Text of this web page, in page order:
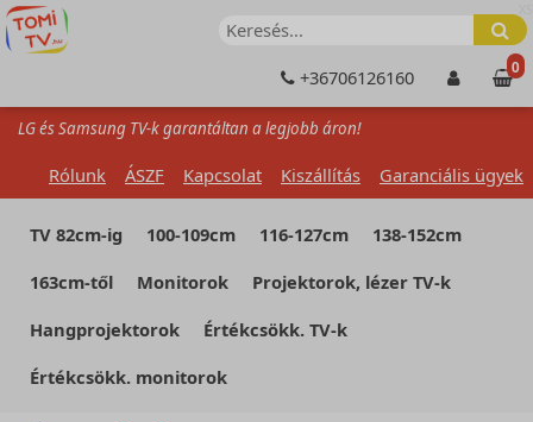
+36706126160 0
LG és Samsung TV-k garantáltan a legjobb áron!
Rólunk ÁSZF Kapcsolat Kiszállítás Garanciális ügyek
TV 82cm-ig 100-109cm 116-127cm
138-152cm
163cm-től
Monitorok
Projektorok, lézer TV-k
Hangprojektorok
Értékcsökk. TV-k
Értékcsökk. monitorok